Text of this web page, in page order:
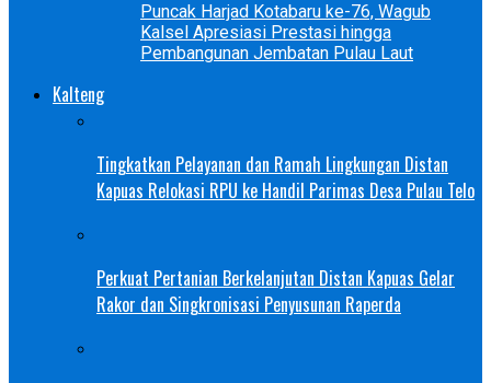
Puncak Harjad Kotabaru ke-76, Wagub
Kalsel Apresiasi Prestasi hingga
Pembangunan Jembatan Pulau Laut
Kalteng
Tingkatkan Pelayanan dan Ramah Lingkungan Distan
Kapuas Relokasi RPU ke Handil Parimas Desa Pulau Telo
Perkuat Pertanian Berkelanjutan Distan Kapuas Gelar
Rakor dan Singkronisasi Penyusunan Raperda